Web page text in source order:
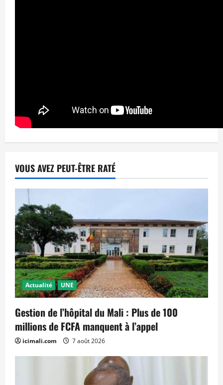
VOUS AVEZ PEUT-ÊTRE RATÉ
Actualité UNE
Gestion de l’hôpital du Mali : Plus de 100
millions de FCFA manquent à l’appel
icimali.com 7 août 2026